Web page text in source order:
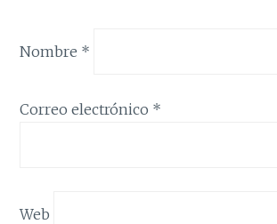
Nombre *
Correo electrónico *
Web